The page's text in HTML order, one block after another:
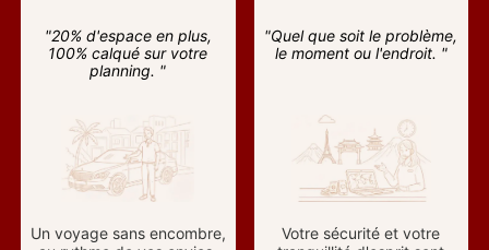
"20% d'espace en plus,
100% calqué sur votre
planning. "
Un voyage sans encombre,
"Quel que soit le problème,
le moment ou l'endroit. "
Votre sécurité et votre